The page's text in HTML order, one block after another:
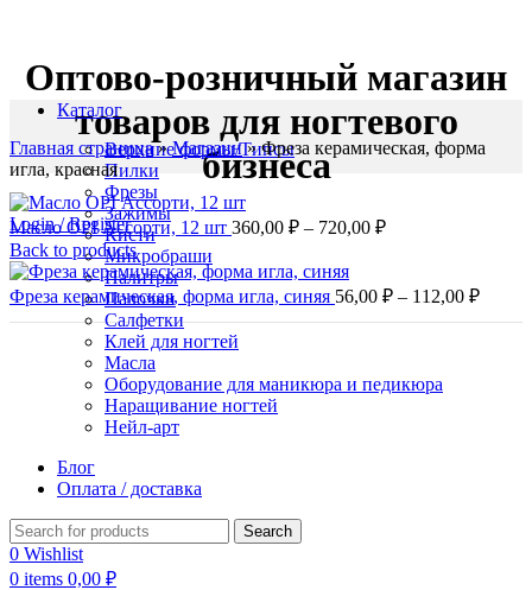
Оптово-розничный магазин
товаров для ногтевого
бизнеса
Login / Register
Каталог
Верхние формы/Типсы
Пилки
Фрезы
Зажимы
Кисти
Микробраши
Палитры
Палочки
Салфетки
Клей для ногтей
Масла
Оборудование для маникюра и педикюра
Наращивание ногтей
Нейл-арт
Блог
Оплата / доставка
Search
0 Wishlist
0 items 0,00 ₽
Главная страница»Магазин»Фреза керамическая, форма
игла, красная
Масло OPI Ассорти, 12 шт 360,00 ₽ – 720,00 ₽Диапазон
–
Back to products
Фреза керамическая, форма игла, синяя 56,00 ₽ – 112,00 ₽
Click to enlarge